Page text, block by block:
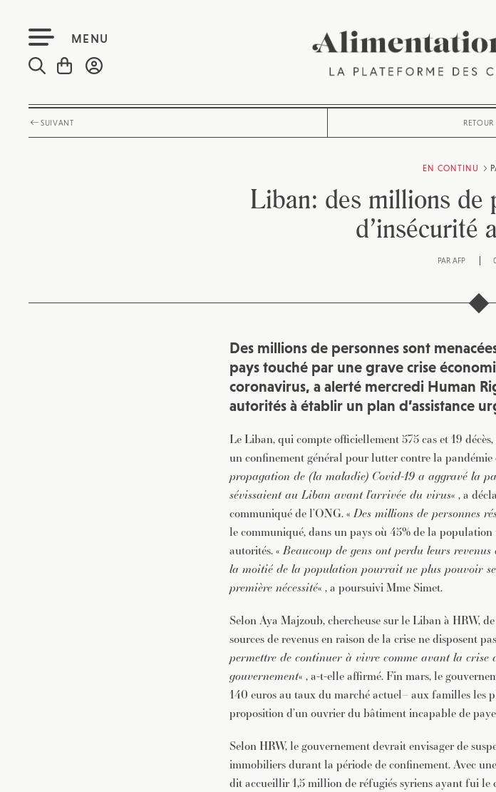
MENU
SUIVANT RETOUR
EN CONTINU
Liban: des millions de
d’insécurité
PAR AFP
Des millions de personnes sont
pays touché par une grave crise
coronavirus, a alerté mercredi Human
autorités à établir un plan d’assistance
Le Liban, qui compte officiellement 575 cas et 19
un confinement général pour lutter contre la pandémie
propagation de (la maladie) Covid-19 a aggravé la
sévissaient au Liban avant l’arrivée du virus« , a
communiqué de l’ONG. «Des millions de personnes
le communiqué, dans un pays où 45% de la
autorités. «Beaucoup de gens ont perdu leurs
la moitié de la population pourrait ne plus pouvoir
première nécessité« , a poursuivi Mme Simet.
Selon Aya Majzoub, chercheuse sur le Liban à HRW,
sources de revenus en raison de la crise ne disposent
permettre de continuer à vivre comme avant la
gouvernement« , a-t-elle affirmé. Fin mars, le
140 euros au taux du marché actuel– aux familles les
proposition d’un ouvrier du bâtiment incapable de
Selon HRW, le gouvernement devrait envisager de
immobiliers durant la période de confinement. Avec
dit accueillir 1,5 million de réfugiés syriens ayant fui